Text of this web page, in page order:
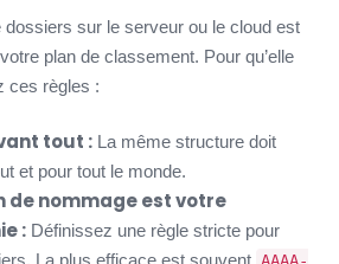
sur le serveur ou le cloud est
plan de classement. Pour qu’elle
ces règles :
tout : La même structure doit
et pour tout le monde.
de nommage est votre
: Définissez une règle stricte pour